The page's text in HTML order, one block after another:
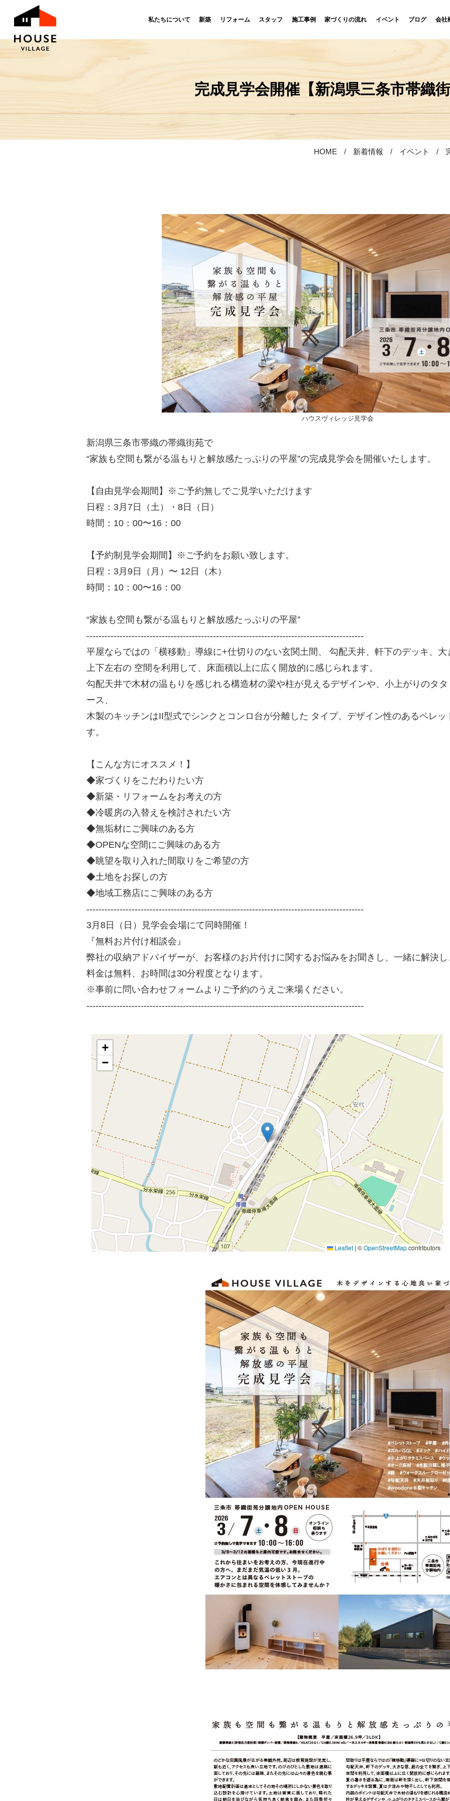
私たちについて 新築 リフォーム スタッフ 施工事例 家づくりの流れ イベント ブログ 会社
完成見学会開催【新潟県三条市帯織
HOME 新着情報 イベント
ハウスヴィレッジ見学会
新潟県三条市帯織の帯織街苑で
“家族も空間も繋がる温もりと解放感たっぷりの平屋”の完成見学会を開催いたします。
【自由見学会期間】※ご予約無しでご見学いただけます
日程：3月7日（土）・8日（日）
時間：10：00〜16：00
【予約制見学会期間】※ご予約をお願い致します。
日程：3月9日（月）〜 12日（木）
時間：10：00〜16：00
“家族も空間も繋がる温もりと解放感たっぷりの平屋”
--------------------------------------------------------------------------------------------
平屋ならではの「横移動」導線に+仕切りのない玄関土間、 勾配天井、軒下のデッキ、
上下左右の 空間を利用して、床面積以上に広く開放的に感じられます。
勾配天井で木材の温もりを感じれる構造材の梁や柱が見えるデザインや、小上がりのタ
ース、
木製のキッチンはII型式でシンクとコンロ台が分離した タイプ、デザイン性のあるペレ
す。
【こんな方にオススメ！】
◆家づくりをこだわりたい方
◆新築・リフォームをお考えの方
◆冷暖房の入替えを検討されたい方
◆無垢材にご興味のある方
◆OPENな空間にご興味のある方
◆眺望を取り入れた間取りをご希望の方
◆土地をお探しの方
◆地域工務店にご興味のある方
--------------------------------------------------------------------------------------------
3月8日（日）見学会会場にて同時開催！
『無料お片付け相談会』
弊社の収納アドバイザーが、お客様のお片付けに関するお悩みをお聞きし、一緒に解決
料金は無料、お時間は30分程度となります。
※事前に問い合わせフォームよりご予約のうえご来場ください。
--------------------------------------------------------------------------------------------
+
−
Leaflet | ©OpenStreetMapcontributors